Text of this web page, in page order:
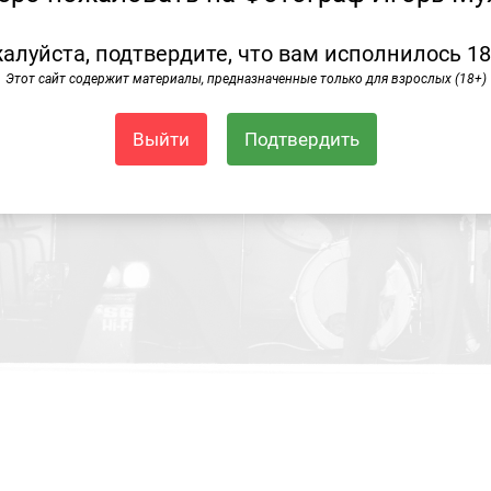
подтвердите, что вам исполнилось
Этот сайт содержит материалы, предназначенные только для взрослых (18+)
Выйти Подтвердить